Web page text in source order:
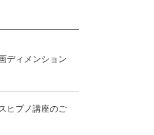
ディメンション
ヒプノ講座のご